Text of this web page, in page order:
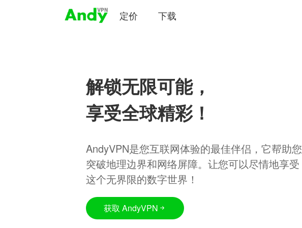
定价 下载
解锁无限可能，
享受全球精彩！
AndyVPN是您互联网体验的最佳伴侣，它帮助您
突破地理边界和网络屏障。让您可以尽情地享受
这个无界限的数字世界！
获取 AndyVPN